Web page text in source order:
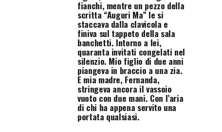
fianchi, mentre un pezzo della
scritta “Auguri Ma” le si
staccava dalla clavicola e
finiva sul tappeto della sala
banchetti. Intorno a lei,
quaranta invitati congelati nel
silenzio. Mio figlio di due anni
piangeva in braccio a una zia.
E mia madre, Fernanda,
stringeva ancora il vassoio
vuoto con due mani. Con l’aria
di chi ha appena servito una
portata qualsiasi.